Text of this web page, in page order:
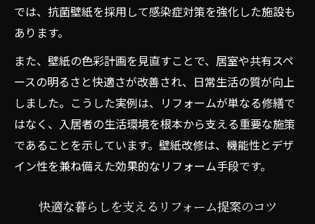
では、抗菌壁紙を採用して感染症対策を強化した施設も
あります。
また、壁紙の色彩計画を見直すことで、居室や共有スペ
ースの明るさと快適さが改善され、日常生活の質が向上
しました。こうした実例は、リフォームが単なる修繕で
はなく、入居者の生活環境を根本から支える重要な施策
であることを示しています。壁紙改修は、機能性とデザ
イン性を兼ね備えた効果的なリフォーム手段です。
快適な暮らしを支えるリフォーム提案のコツ